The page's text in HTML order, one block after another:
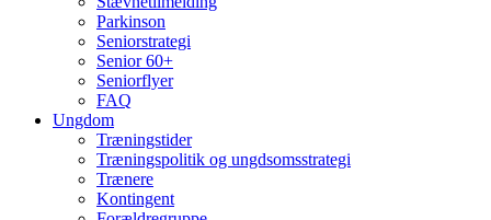
Parkinson
Seniorstrategi
Senior 60+
Seniorflyer
FAQ
Ungdom
Træningstider
Træningspolitik og ungdsomsstrategi
Trænere
Kontingent